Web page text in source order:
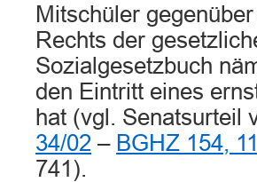
Mitschüler
Rechts der
Sozialgesetzbuch
den Eintritt eines
hat (vgl. Senatsurteil
34/02 – BGHZ 154, 11
741).